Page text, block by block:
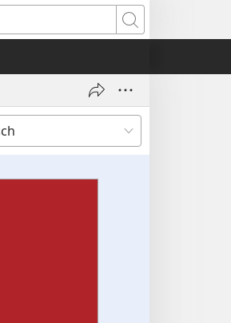
Suche